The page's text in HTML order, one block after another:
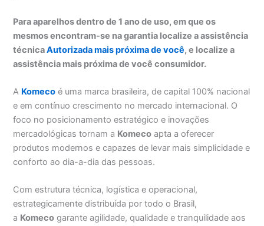
Para aparelhos dentro de 1 ano de uso, em que os
mesmos encontram-se na garantia localize a assistência
técnicaAutorizada mais próxima de você, e localize a
assistência mais próxima de você consumidor.
A Komeco é uma marca brasileira, de capital 100% nacional
e em contínuo crescimento no mercado internacional. O
foco no posicionamento estratégico e inovações
mercadológicas tornam a Komeco apta a oferecer
produtos modernos e capazes de levar mais simplicidade e
conforto ao dia-a-dia das pessoas.
Com estrutura técnica, logística e operacional,
estrategicamente distribuída por todo o Brasil,
a Komeco garante agilidade, qualidade e tranquilidade aos